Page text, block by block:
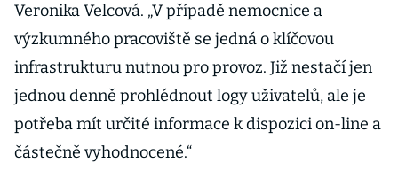
Veronika Velcová. „V případě nemocnice a
výzkumného pracoviště se jedná o klíčovou
infrastrukturu nutnou pro provoz. Již nestačí jen
jednou denně prohlédnout logy uživatelů, ale je
potřeba mít určité informace k dispozici on-line a
částečně vyhodnocené.“